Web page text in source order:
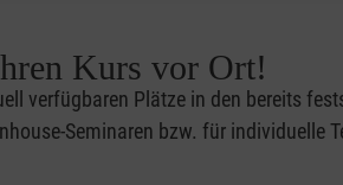
Kurs vor Ort!
verfügbaren Plätze in den bereits
Seminaren bzw. für individuelle